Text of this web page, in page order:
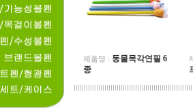
제품명 : 동물목각연필 6
종